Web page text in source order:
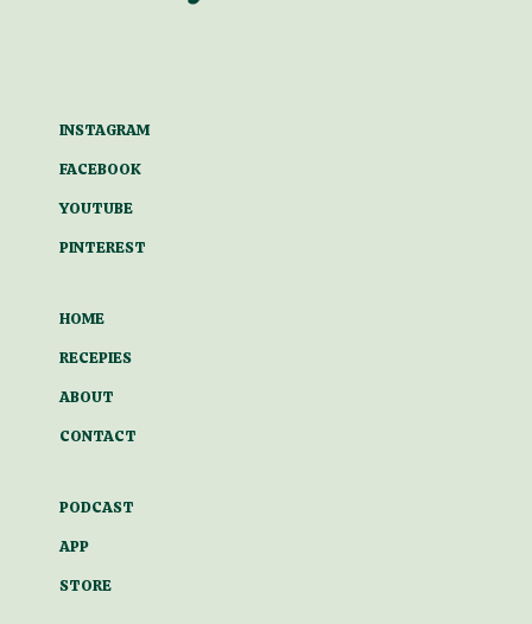
INSTAGRAM
FACEBOOK
YOUTUBE
PINTEREST
HOME
RECEPIES
ABOUT
CONTACT
PODCAST
APP
STORE